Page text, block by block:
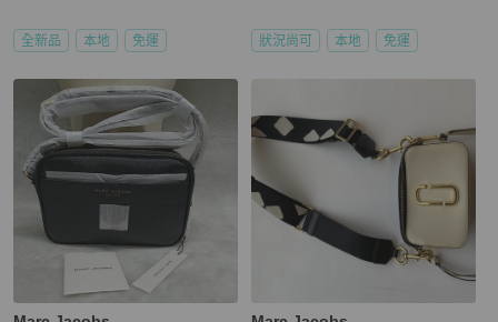
全新品 本地 免運 狀況尚可 本地 免運